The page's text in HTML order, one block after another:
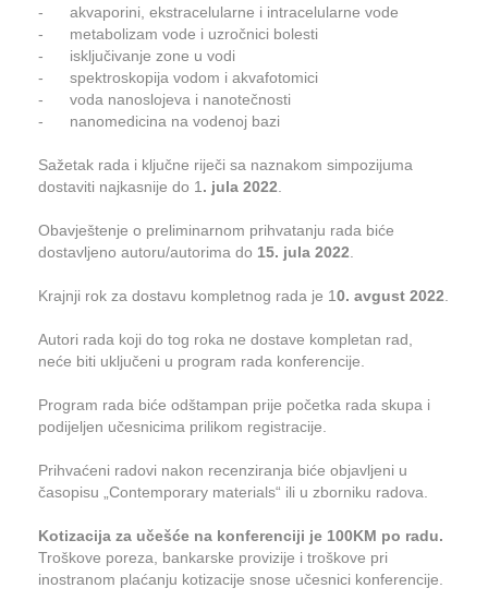
- akvaporini, ekstracelularne i intracelularne vode
- metabolizam vode i uzročnici bolesti
- isključivanje zone u vodi
- spektroskopija vodom i akvafotomici
- voda nanoslojeva i nanotečnosti
- nanomedicina na vodenoj bazi
Sažetak rada i ključne riječi sa naznakom simpozijuma
dostaviti najkasnije do 1 . jula 2022
Obavještenje o preliminarnom prihvatanju rada biće
dostavljeno autoru/autorima do 15. jula 2022
Krajnji rok za dostavu kompletnog rada je 10. avgust 2022
Autori rada koji do tog roka ne dostave kompletan rad,
neće biti uključeni u program rada konferencije.
Program rada biće odštampan prije početka rada skupa i
podijeljen učesnicima prilikom registracije.
Prihvaćeni radovi nakon recenziranja biće objavljeni u
časopisu „Contemporary materials“ ili u zborniku radova.
Kotizacija za učešće na konferenciji je 100KM po radu.
Troškove poreza, bankarske provizije i troškove pri
inostranom plaćanju kotizacije snose učesnici konferencije.